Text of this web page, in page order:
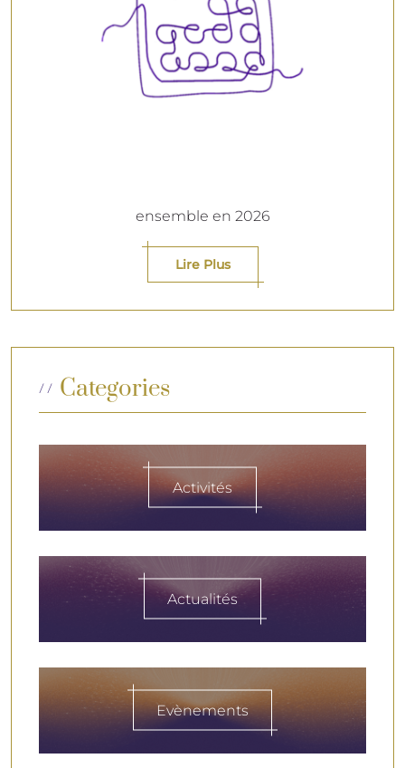
ensemble en 2026
Lire Plus
Categories
Activités
Actualités
Evènements